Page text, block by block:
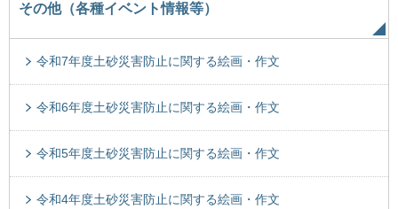
その他（各種イベント情報等）
令和7年度土砂災害防止に関する絵画・作文
令和6年度土砂災害防止に関する絵画・作文
令和5年度土砂災害防止に関する絵画・作文
令和4年度土砂災害防止に関する絵画・作文